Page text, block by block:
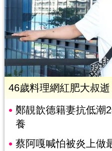
46歲料理網紅肥大叔
鄭靚歆德籍妻抗低
養
蔡阿嘎喊怕被炎上